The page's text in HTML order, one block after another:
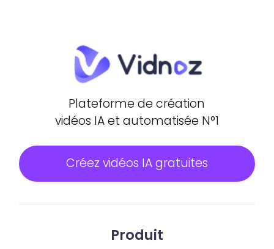
transmettre un message ou présenter un
projet sans que vous ayez à enregistrer
une vidéo vous-même à chaque fois.
Plateforme de création
vidéos IA et automatisée N°1
Créez vidéos IA gratuites
Produit